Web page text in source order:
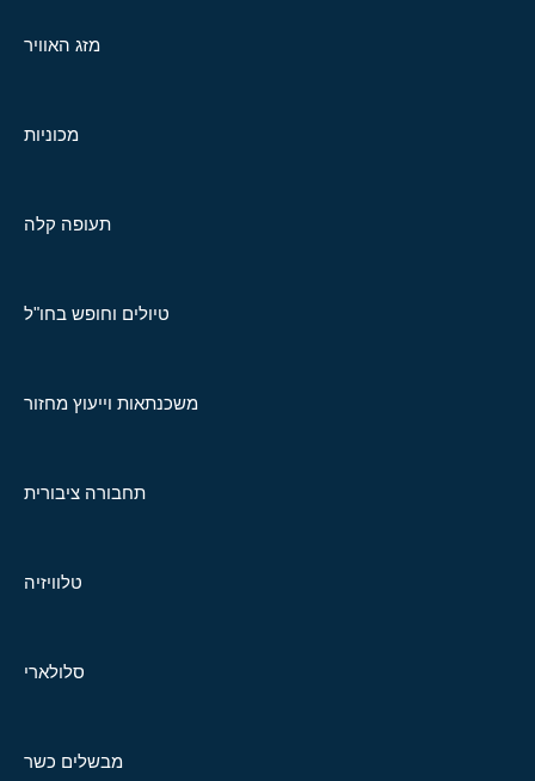
מזג האוויר
מכוניות
תעופה קלה
טיולים וחופש בחו"ל
משכנתאות וייעוץ מחזור
תחבורה ציבורית
טלוויזיה
סלולארי
מבשלים כשר